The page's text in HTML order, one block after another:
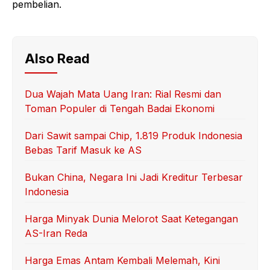
pembelian.
Also Read
Dua Wajah Mata Uang Iran: Rial Resmi dan
Toman Populer di Tengah Badai Ekonomi
Dari Sawit sampai Chip, 1.819 Produk Indonesia
Bebas Tarif Masuk ke AS
Bukan China, Negara Ini Jadi Kreditur Terbesar
Indonesia
Harga Minyak Dunia Melorot Saat Ketegangan
AS-Iran Reda
Harga Emas Antam Kembali Melemah, Kini